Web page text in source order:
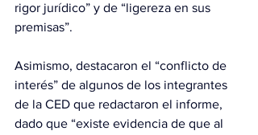
rigor jurídico” y de “ligereza en sus
premisas”.
Asimismo, destacaron el “conflicto de
interés” de algunos de los integrantes
de la CED que redactaron el informe,
dado que “existe evidencia de que al